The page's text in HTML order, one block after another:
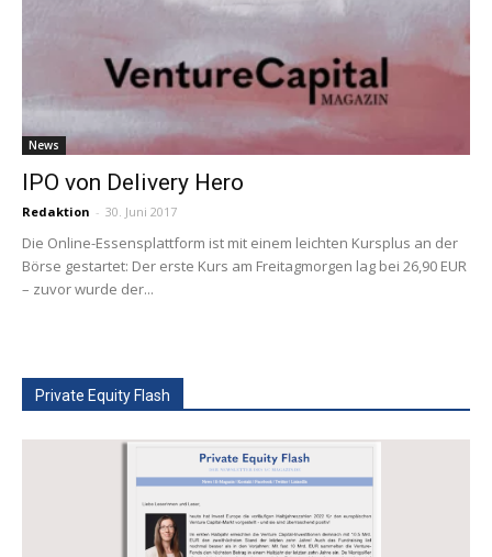
News
IPO von Delivery Hero
Redaktion - 30. Juni 2017
Die Online-Essensplattform ist mit einem leichten Kursplus an der
Börse gestartet: Der erste Kurs am Freitagmorgen lag bei 26,90 EUR
– zuvor wurde der...
Private Equity Flash